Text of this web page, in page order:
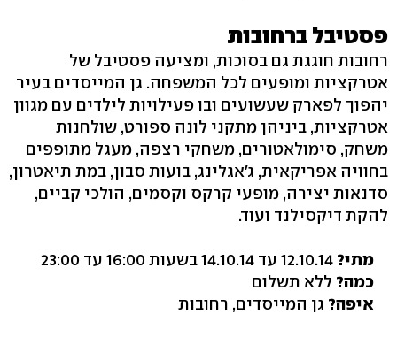
פסטיבל ברחובות
רחובות חוגגת גם בסוכות, ומציעה פסטיבל של
אטרקציות ומופעים לכל המשפחה. גן המייסדים בעיר
יהפוך לפארק שעשועים ובו פעילויות לילדים עם מגוון
אטרקציות, ביניהן מתקני לונה ספורט, שולחנות
משחק, סימולאטורים, משחקי רצפה, מעגל מתופפים
בחוויה אפריקאית, ג'אגלינג, בועות סבון, במת תיאטרון,
סדנאות יצירה, מופעי קרקס וקסמים, הולכי קביים,
להקת דיקסילנד ועוד.
מתי?
כמה? ללא תשלום
איפה? גן המייסדים, רחובות